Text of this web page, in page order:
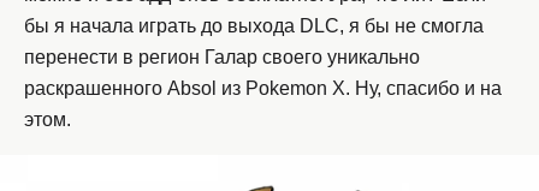
бы я начала играть до выхода DLC, я бы не смогла
перенести в регион Галар своего уникально
раскрашенного Absol из Pokemon X. Ну, спасибо и на
этом.